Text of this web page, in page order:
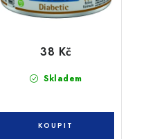
Skladem
38 Kč